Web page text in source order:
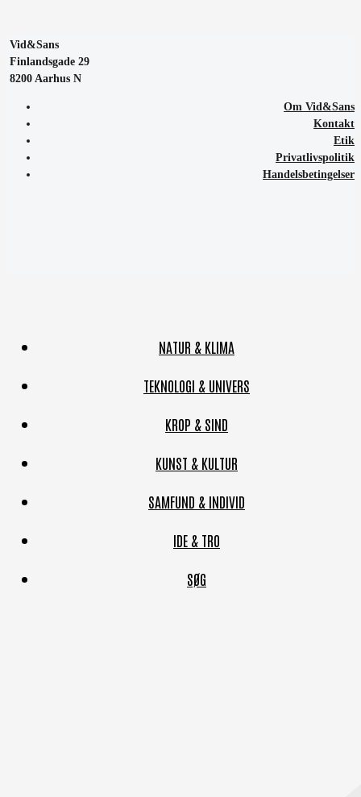
Vid&Sans
Finlandsgade 29
8200 Aarhus N
Om Vid&Sans
Kontakt
Etik
Privatlivspolitik
Handelsbetingelser
NATUR & KLIMA
TEKNOLOGI & UNIVERS
KROP & SIND
KUNST & KULTUR
SAMFUND & INDIVID
IDE & TRO
SØG